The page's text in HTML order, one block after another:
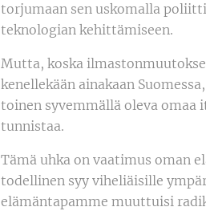
torjumaan sen uskomalla
teknologian kehittämiseen.
Mutta, koska
kenellekään ainakaan
toinen syvemmällä oleva omaa
tunnistaa.
Tämä uhka on vaatimus oman
todellinen syy viheliäisille
elämäntapamme muuttuisi